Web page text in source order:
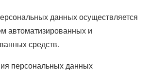
данных осуществляется
автоматизированных и
средств.
персональных данных